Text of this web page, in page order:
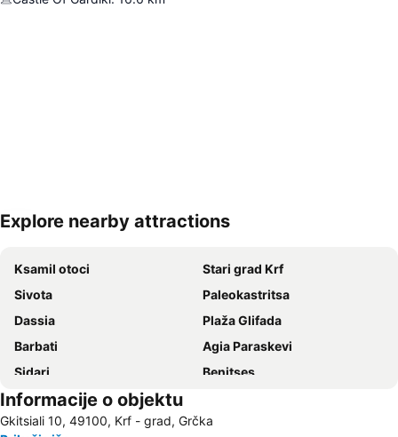
Explore nearby attractions
Ksamil otoci
Stari grad Krf
Sivota
Paleokastritsa
Dassia
Plaža Glifada
Barbati
Agia Paraskevi
Sidari
Benitses
Kouloura Beach
Arillas Beach
Liston
Informacije o objektu
Gkitsiali 10, 49100, Krf - grad, Grčka